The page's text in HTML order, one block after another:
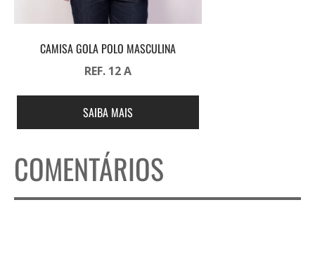
CAMISA GOLA POLO MASCULINA
REF. 12 A
SAIBA MAIS
COMENTÁRIOS